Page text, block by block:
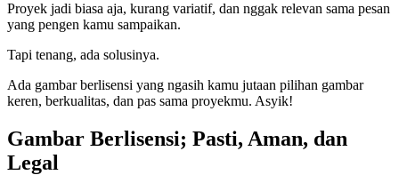
Proyek jadi biasa aja, kurang variatif, dan nggak relevan sama pesan
yang pengen kamu sampaikan.
Tapi tenang, ada solusinya.
Ada gambar berlisensi yang ngasih kamu jutaan pilihan gambar
keren, berkualitas, dan pas sama proyekmu. Asyik!
Gambar Berlisensi; Pasti, Aman, dan
Legal